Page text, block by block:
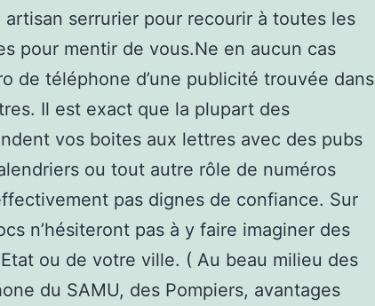
serrurier pour recourir à toutes les
pour mentir de vous.Ne en aucun cas
de téléphone d’une publicité trouvée dans
Il est exact que la plupart des
vos boites aux lettres avec des pubs
ou tout autre rôle de numéros
pas dignes de confiance. Sur
n’hésiteront pas à y faire imaginer des
ou de votre ville. ( Au beau milieu des
du SAMU, des Pompiers, avantages